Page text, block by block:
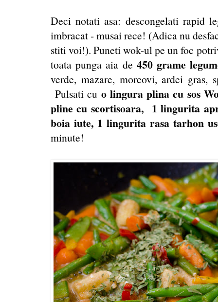
Deci notati asa: descongelati rapid
imbracat - musai rece! (Adica nu
stiti voi!). Puneti wok-ul pe un foc
toata punga aia de 450 grame
verde, mazare, morcovi, ardei gras,
Pulsati cu o lingura plina cu sos
pline cu scortisoara, 1 lingurita
boia iute, 1 lingurita rasa tarhon
minute!